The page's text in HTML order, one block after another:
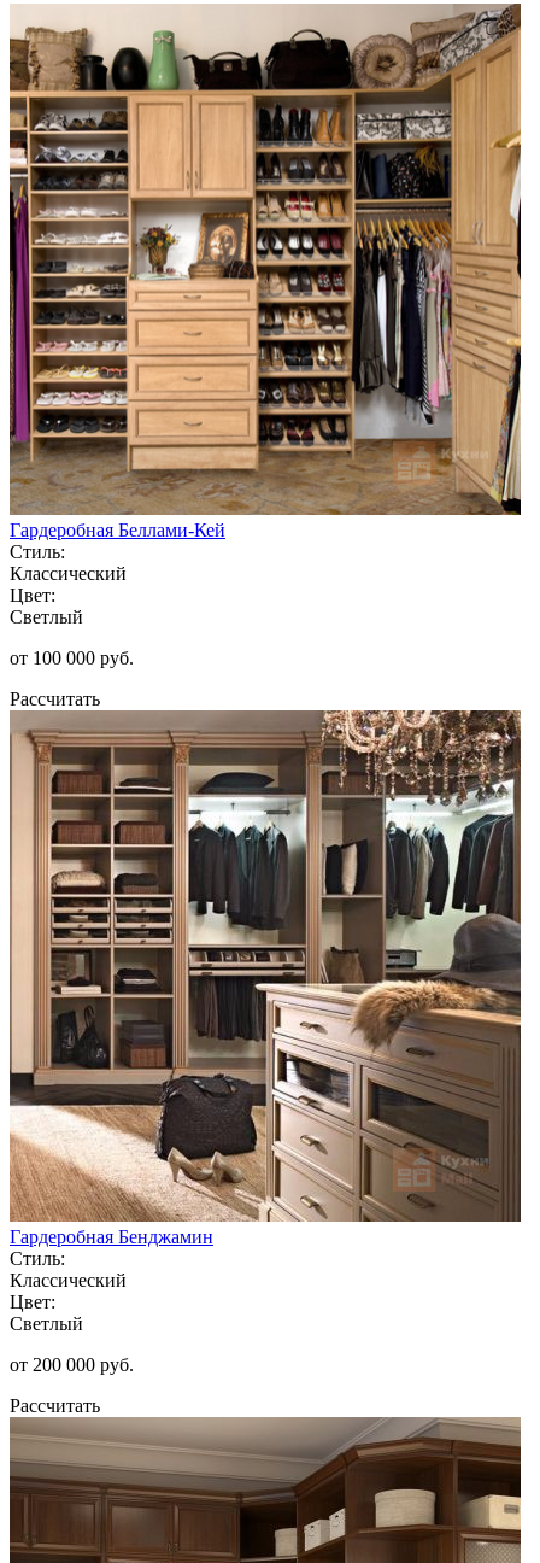
Гардеробная Беллами-Кей
Стиль:
Классический
Цвет:
Светлый
от 100 000 руб.
Рассчитать
Гардеробная Бенджамин
Стиль:
Классический
Цвет:
Светлый
от 200 000 руб.
Рассчитать